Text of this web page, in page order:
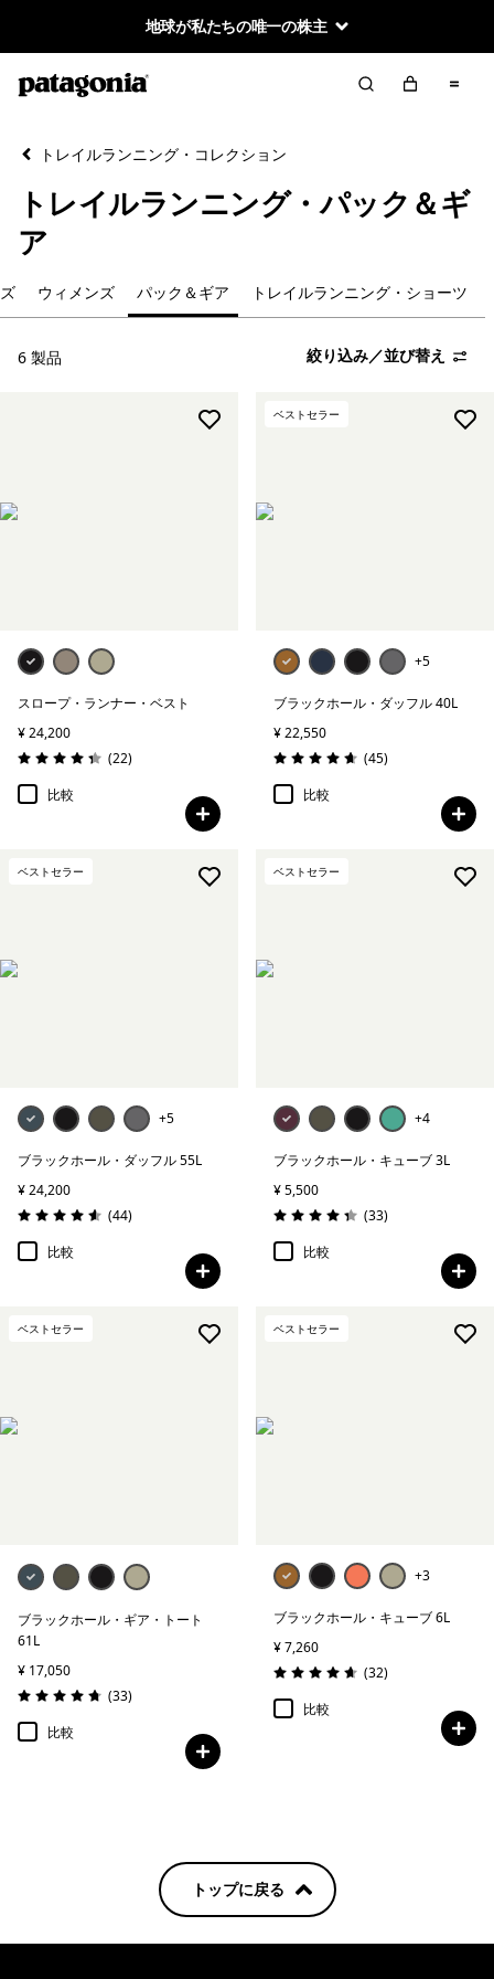
地球が私たちの唯一の株主
絞り込み／並び替え
絞り込み
カテゴリー
新着製品
トレイルランニング・コレクション
トレイルランニング・パック＆ギ
ア
ウィメンズ パック＆ギア トレイルランニング・ショーツ
6 製品 絞り込み／並び替え
スロープ・ランナー・ベスト
¥ 24,200
評価: 4.4 / 5
(22レビュー
)
比較
ベストセラー
+5
ブラックホール・ダッフル 40L
¥ 22,550
評価: 4.7 / 5
(45レビュー
)
比較
ベストセラー
+5
ブラックホール・ダッフル 55L
¥ 24,200
評価: 4.6 / 5
(44レビュー
)
比較
ベストセラー
+4
ブラックホール・キューブ 3L
¥ 5,500
評価: 4.4 / 5
(33レビュー
)
比較
ベストセラー
ブラックホール・ギア・トート
61L
¥ 17,050
評価: 4.8 / 5
(33レビュー
)
比較
ベストセラー
+3
ブラックホール・キューブ 6L
¥ 7,260
評価: 4.7 / 5
(32レビュー
)
比較
トップに戻る